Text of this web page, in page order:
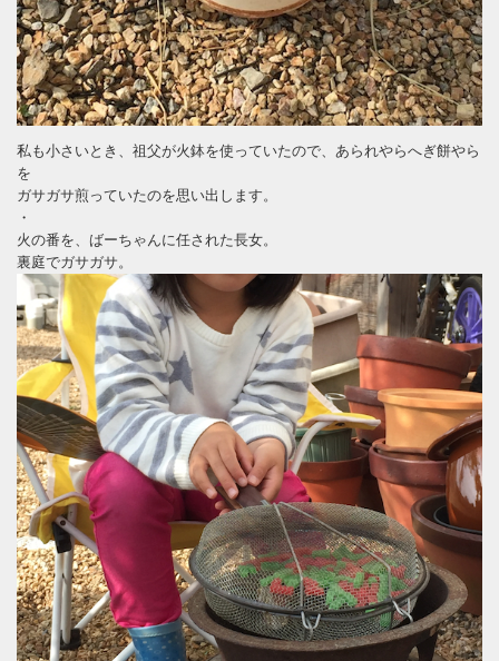
私も小さいとき、祖父が火鉢を使っていたので、あられやらへぎ餅やら
を
ガサガサ煎っていたのを思い出します。
・
火の番を、ばーちゃんに任された長女。
裏庭でガサガサ。